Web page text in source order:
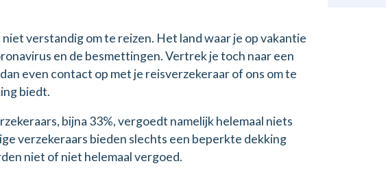
niet verstandig om te reizen. Het land waar je op vakantie
en de besmettingen. Vertrek je toch naar een
even contact op met je reisverzekeraar of ons om te
biedt.
bijna 33%, vergoedt namelijk helemaal niets
verzekeraars bieden slechts een beperkte dekking
niet of niet helemaal vergoed.